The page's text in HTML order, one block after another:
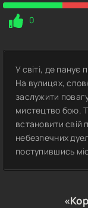
0
У світі, де
На вулицях,
заслужити
мистецтво бою.
встановити свій
небезпечних
поступившись